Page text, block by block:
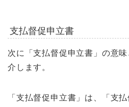
支払督促申立書
次に「支払督促申立書」の意
介します。
「支払督促申立書」は、「支